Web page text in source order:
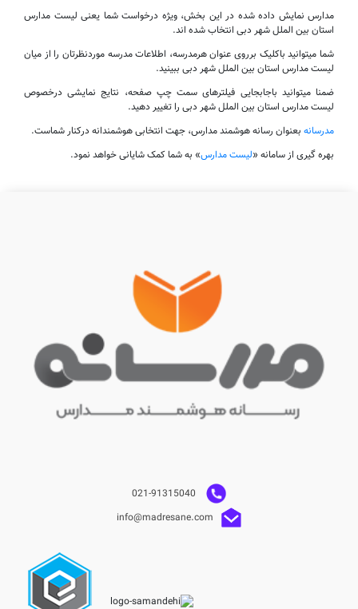
مدارس نمایش داده شده در این بخش، ویژه درخواست شما یعنی لیست مدارس
استان بین الملل شهر دبی انتخاب شده اند.
شما میتوانید باکلیک برروی عنوان هرمدرسه، اطلاعات مدرسه موردنظرتان را از میان
لیست مدارس استان بین الملل شهر دبی ببینید.
ضمنا میتوانید باجابجایی فیلترهای سمت چپ صفحه، نتایج نمایشی درخصوص
لیست مدارس استان بین الملل شهر دبی را تغییر دهید.
مدرسانه بعنوان رسانه هوشمند مدارس، جهت انتخابی هوشمندانه درکنار شماست.
بهره گیری از سامانه «لیست مدارس» به شما کمک شایانی خواهد نمود.
info@madresane.com